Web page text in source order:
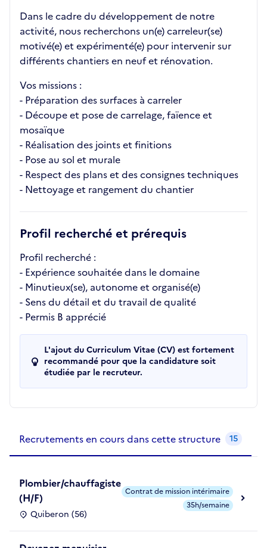
Dans le cadre du développement de notre
activité, nous recherchons un(e) carreleur(se)
motivé(e) et expérimenté(e) pour intervenir sur
différents chantiers en neuf et rénovation.
Vos missions :
- Préparation des surfaces à carreler
- Découpe et pose de carrelage, faïence et
mosaïque
- Réalisation des joints et finitions
- Pose au sol et murale
- Respect des plans et des consignes techniques
- Nettoyage et rangement du chantier
Profil recherché et prérequis
Profil recherché :
- Expérience souhaitée dans le domaine
- Minutieux(se), autonome et organisé(e)
- Sens du détail et du travail de qualité
- Permis B apprécié
L'ajout du Curriculum Vitae (CV) est fortement
recommandé pour que la candidature soit
étudiée par le recruteur.
Recrutements en cours dans cette structure 15
Plombier/chauffagiste
(H/F)
Quiberon (56)
Contrat de mission intérimaire
35h/semaine